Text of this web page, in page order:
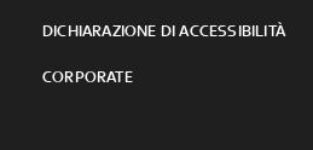
DICHIARAZIONE DI ACCESSIBILITÀ
CORPORATE